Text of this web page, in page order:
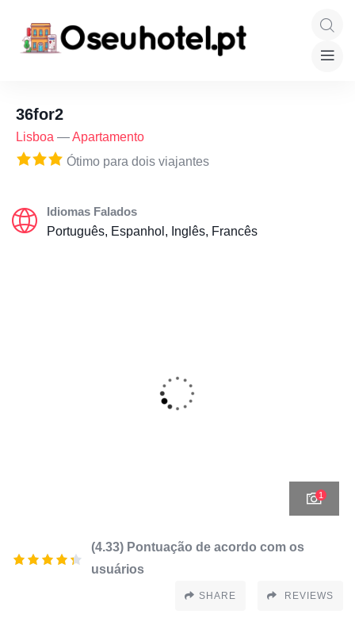
36for2
Lisboa —Apartamento
Ótimo para dois viajantes
Idiomas Falados
Português, Espanhol, Inglês, Francês
1
(4.33) Pontuação de acordo com os
usuários
SHARE REVIEWS